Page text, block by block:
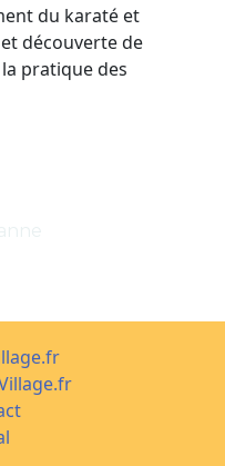
du karaté et
découverte de
pratique des